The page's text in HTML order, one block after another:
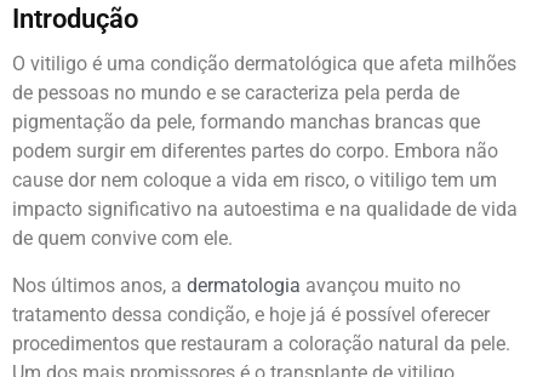
Introdução
O vitiligo é uma condição dermatológica que afeta milhões
de pessoas no mundo e se caracteriza pela perda de
pigmentação da pele, formando manchas brancas que
podem surgir em diferentes partes do corpo. Embora não
cause dor nem coloque a vida em risco, o vitiligo tem um
impacto significativo na autoestima e na qualidade de vida
de quem convive com ele.
Nos últimos anos, a dermatologia avançou muito no
tratamento dessa condição, e hoje já é possível oferecer
procedimentos que restauram a coloração natural da pele.
Um dos mais promissores é o transplante de vitiligo,